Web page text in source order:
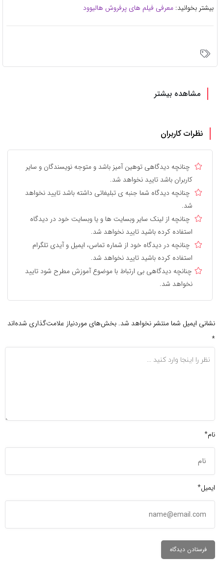
بیشتر بخوانید: معرفی فیلم های پرفروش هالیوود
مشاهده بیشتر
نظرات کاربران
چنانچه دیدگاهی توهین آمیز باشد و متوجه نویسندگان و سایر
کاربران باشد تایید نخواهد شد.
چنانچه دیدگاه شما جنبه ی تبلیغاتی داشته باشد تایید نخواهد
شد.
چنانچه از لینک سایر وبسایت ها و یا وبسایت خود در دیدگاه
استفاده کرده باشید تایید نخواهد شد.
چنانچه در دیدگاه خود از شماره تماس، ایمیل و آیدی تلگرام
استفاده کرده باشید تایید نخواهد شد.
چنانچه دیدگاهی بی ارتباط با موضوع آموزش مطرح شود تایید
نخواهد شد.
نشانی ایمیل شما منتشر نخواهد شد. بخش‌های موردنیاز علامت‌گذاری شده‌اند
*
نام*
ایمیل*